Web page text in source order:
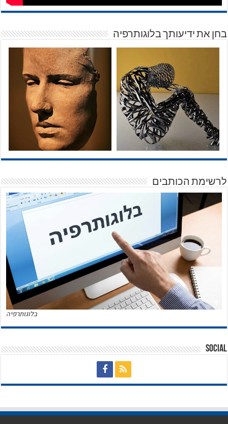
בחן את ידיעותך בלוגותרפיה
לרשימת הכותבים
בלוגותרפיה
Social